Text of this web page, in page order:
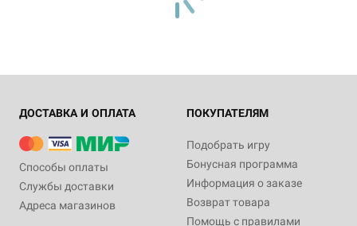
ДОСТАВКА И ОПЛАТА
Способы оплаты
Службы доставки
Адреса магазинов
ПОКУПАТЕЛЯМ
Подобрать игру
Бонусная программа
Информация о заказе
Возврат товара
Помощь с правилами